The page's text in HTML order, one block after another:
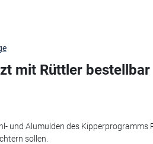
mit Rüttler bestellbar
und Alumulden des Kipperprogramms
sollen.